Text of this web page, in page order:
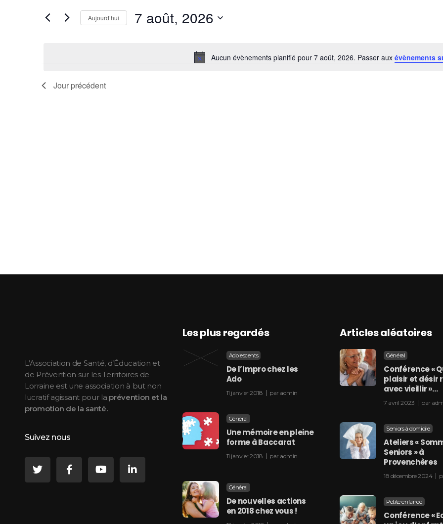
Notice
Aucun évènements planifié pour 7 août, 2026. Passer aux évènements
navigation
de
vues
Rechercher
Évènements
clé.
Aujourd’hui 7 août, 2026
Jour précédent
L’Association de Santé, d’Éducation et
de Prévention sur les Territoires de
Lorraine est une association à but non
lucratif agissant pour la prévention et la
promotion de la santé.
Suivez nous
Les plus regardés
Adolescents
De l’Impro chez les
Ado
11 janvier 2018 par admin
Général
Une mémoire en pleine
forme à Baccarat
11 janvier 2018 par admin
Général
De nouvelles actions
en 2018 chez vous !
Articles aléatoires
Général
Conférence «
plaisir et désir
avec vieillir »…
7 avril 2023 par
Seniors à domicile
Ateliers «
Seniors » à
Provenchères
18 décembre 2024
Petite enfance
Conférence «